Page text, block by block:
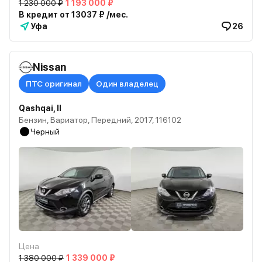
1 230 000 ₽ 1 193 000 ₽
В кредит от 13037 ₽ /мес.
Уфа
26
Nissan
ПТС оригинал Один владелец
Qashqai, II
Бензин, Вариатор, Передний, 2017, 116102
Черный
Цена
1 380 000 ₽ 1 339 000 ₽